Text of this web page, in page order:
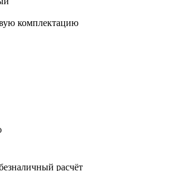
комплектацию
расчёт